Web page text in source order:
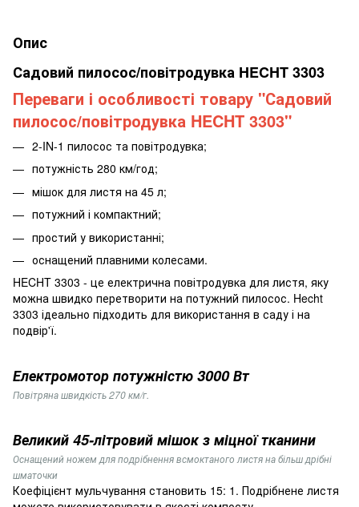
Опис
Садовий пилосос/повітродувка HECHT 3303
Переваги і особливості товару "Садовий
пилосос/повітродувка HECHT 3303"
2-IN-1 пилосос та повітродувка;
потужність 280 км/год;
мішок для листя на 45 л;
потужний і компактний;
простий у використанні;
оснащений плавними колесами.
HECHT 3303 - це електрична повітродувка для листя, яку
можна швидко перетворити на потужний пилосос. Hecht
3303 ідеально підходить для використання в саду і на
подвір'ї.
Електромотор потужністю 3000 Вт
Повітряна швидкість 270 км/г.
Великий 45-літровий мішок з міцної тканини
Оснащений ножем для подрібнення всмоктаного листя на більш дрібні
шматочки
Коефіцієнт мульчування становить 15: 1. Подрібнене листя